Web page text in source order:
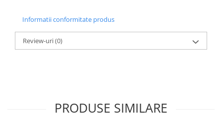
Informatii conformitate produs
Review-uri(0)
PRODUSE SIMILARE